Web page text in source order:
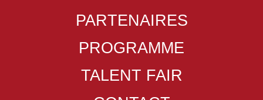
PARTENAIRES
PROGRAMME
TALENT FAIR